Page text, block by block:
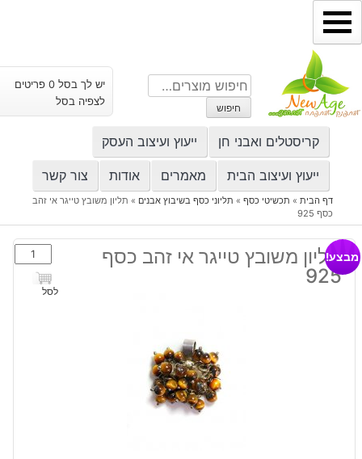
דילוג
לתוכן
חיפוש
עבור:
חיפוש
יש לך בסל 0 פריטים
לצפיה בסל
קריסטלים ואבני חן ייעוץ ועיצוב העסק
ייעוץ ועיצוב הבית מאמרים אודות צור קשר
דף הבית» תכשיטי כסף» תליוני כסף בשיבוץ אבנים » תליון משובץ טייגר אי זהב
כסף 925
תליון משובץ טייגר אי זהב כסף
925
כמות
של
תליון
לסל
מבצע!